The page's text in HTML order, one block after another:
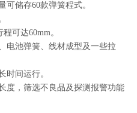
可储存60款弹簧程式。
可达60mm。
电池弹簧、线材成型及一些拉
时间运行。
度，筛选不良品及探测报警功能